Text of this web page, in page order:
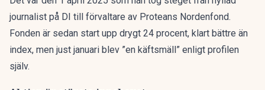
journalist på DI till förvaltare av Proteans Nordenfond.
Fonden är sedan start upp drygt 24 procent, klart bättre än
index, men just januari blev ”en käftsmäll” enligt profilen
själv.